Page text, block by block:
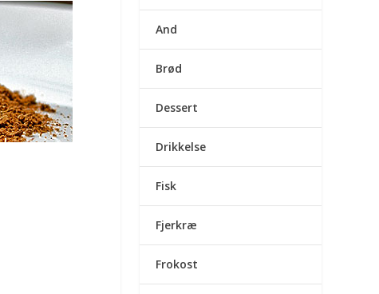
And
Brød
Dessert
Drikkelse
Fisk
Fjerkræ
Frokost